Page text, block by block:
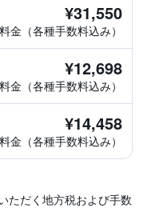
¥31,550
金（各種手数料込み）
¥12,698
金（各種手数料込み）
¥14,458
金（各種手数料込み）
ただく地方税および手数